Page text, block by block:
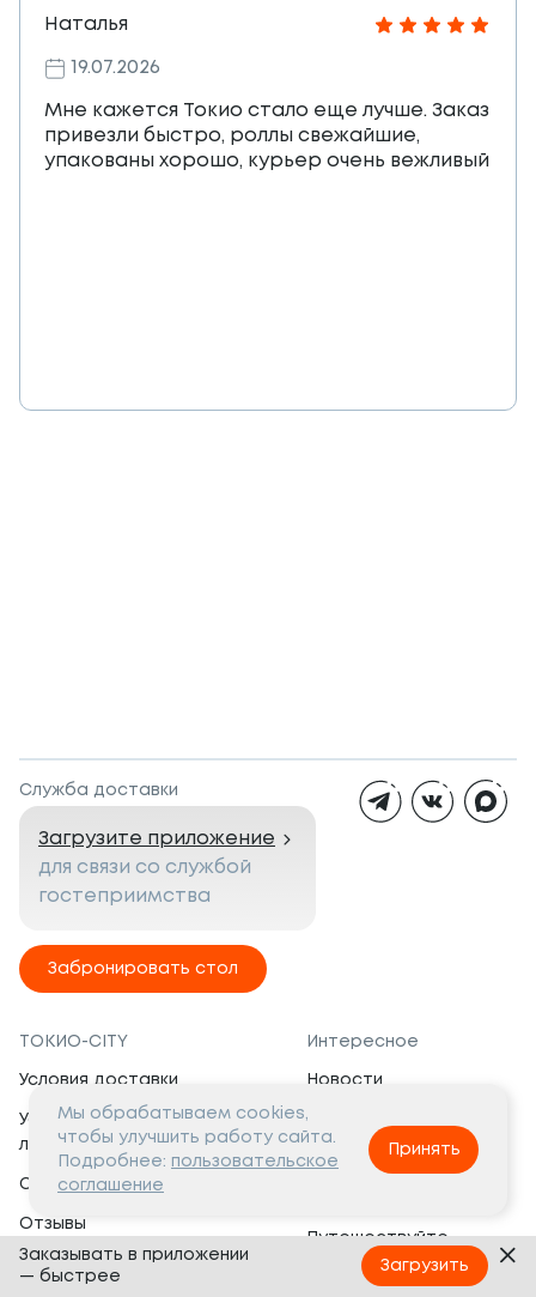
Наталья
19.07.2026
Мне кажется Токио стало еще лучше. Заказ
привезли быстро, роллы свежайшие,
упакованы хорошо, курьер очень вежливый
Служба доставки
Загрузите приложение
для связи со службой
гостеприимства
Забронировать стол
ТОКИО-CITY
Условия доставки
Условия программы
лояльности
Сертификаты
Отзывы
Банкеты
Интересное
Новости
Вакансии
Социальная жизнь
Путешествуйте
с ТОКИО-CITY
Мы обрабатываем cookies,
чтобы улучшить работу сайта.
Подробнее: пользовательское
соглашение
Принять
Заказывать в приложении
— быстрее
Загрузить